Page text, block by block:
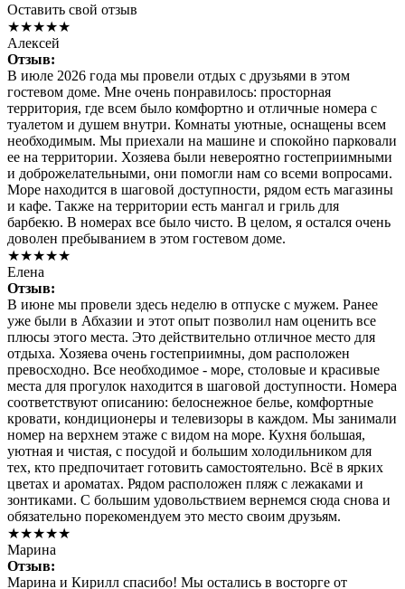
Оставить свой отзыв
★★★★★
Алексей
Отзыв:
В июле 2026 года мы провели отдых с друзьями в этом
гостевом доме. Мне очень понравилось: просторная
территория, где всем было комфортно и отличные номера с
туалетом и душем внутри. Комнаты уютные, оснащены всем
необходимым. Мы приехали на машине и спокойно парковали
ее на территории. Хозяева были невероятно гостеприимными
и доброжелательными, они помогли нам со всеми вопросами.
Море находится в шаговой доступности, рядом есть магазины
и кафе. Также на территории есть мангал и гриль для
барбекю. В номерах все было чисто. В целом, я остался очень
доволен пребыванием в этом гостевом доме.
★★★★★
Елена
Отзыв:
В июне мы провели здесь неделю в отпуске с мужем. Ранее
уже были в Абхазии и этот опыт позволил нам оценить все
плюсы этого места. Это действительно отличное место для
отдыха. Хозяева очень гостеприимны, дом расположен
превосходно. Все необходимое - море, столовые и красивые
места для прогулок находится в шаговой доступности. Номера
соответствуют описанию: белоснежное белье, комфортные
кровати, кондиционеры и телевизоры в каждом. Мы занимали
номер на верхнем этаже с видом на море. Кухня большая,
уютная и чистая, с посудой и большим холодильником для
тех, кто предпочитает готовить самостоятельно. Всё в ярких
цветах и ароматах. Рядом расположен пляж с лежаками и
зонтиками. С большим удовольствием вернемся сюда снова и
обязательно порекомендуем это место своим друзьям.
★★★★★
Марина
Отзыв:
Марина и Кирилл спасибо! Мы остались в восторге от